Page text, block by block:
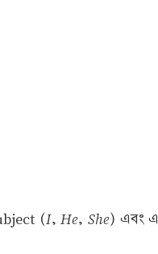
(I,He,She) এবং